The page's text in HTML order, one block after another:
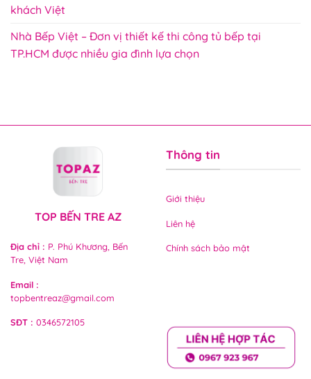
khách Việt
Nhà Bếp Việt – Đơn vị thiết kế thi công tủ bếp tại
TP.HCM được nhiều gia đình lựa chọn
TOP BẾN TRE AZ
Địa chỉ : P. Phú Khương, Bến
Tre, Việt Nam
Email :
topbentreaz@gmail.com
SĐT : 0346572105
Thông tin
Giới thiệu
Liên hệ
Chính sách bảo mật